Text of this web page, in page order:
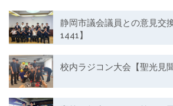
静岡市議会議員との意見交
1441】
校内ラジコン大会【聖光見